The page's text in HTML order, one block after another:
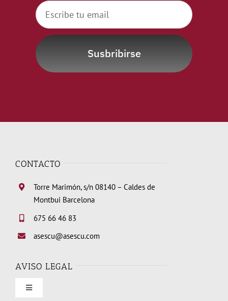
Susbribirse
CONTACTO
Torre Marimón, s/n 08140 – Caldes de
Montbui Barcelona
675 66 46 83
asescu@asescu.com
AVISO LEGAL
Toggle